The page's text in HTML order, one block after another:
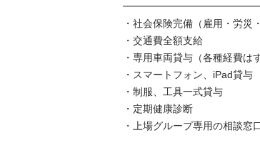
・社会保険完備（雇用・労災
・交通費全額支給
・専用車両貸与（各種経費は
・スマートフォン、iPad貸与
・制服、工具一式貸与
・定期健康診断
・上場グループ専用の相談窓